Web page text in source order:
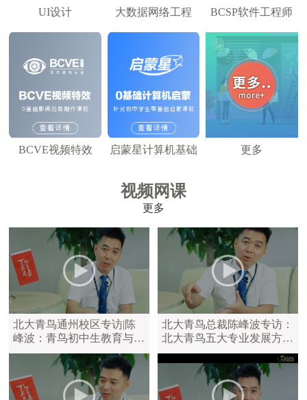
UI设计 大数据网络工程 BCSP软件工程师
BCVE视频特效 启蒙星计算机基础 更多
视频网课
更多
北大青鸟通州校区专访|陈
峰波：青鸟初中生教育与中
职教育区别
北大青鸟总裁陈峰波专访：
北大青鸟五大专业发展方
向，满足学员不同学习需求